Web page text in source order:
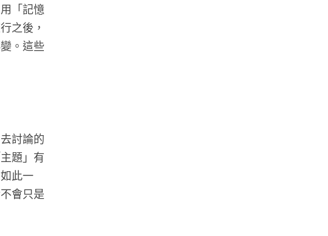
「記憶
之後，
。這些
討論的
題」有
此一
會只是